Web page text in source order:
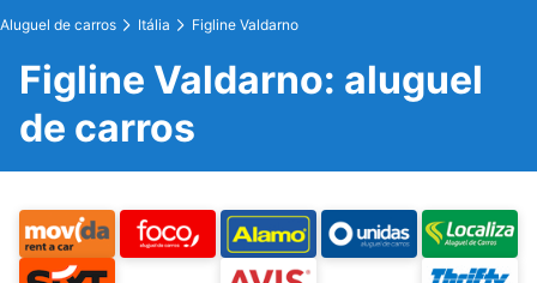
Aluguel de carros Itália Figline Valdarno
Figline Valdarno: aluguel
de carros